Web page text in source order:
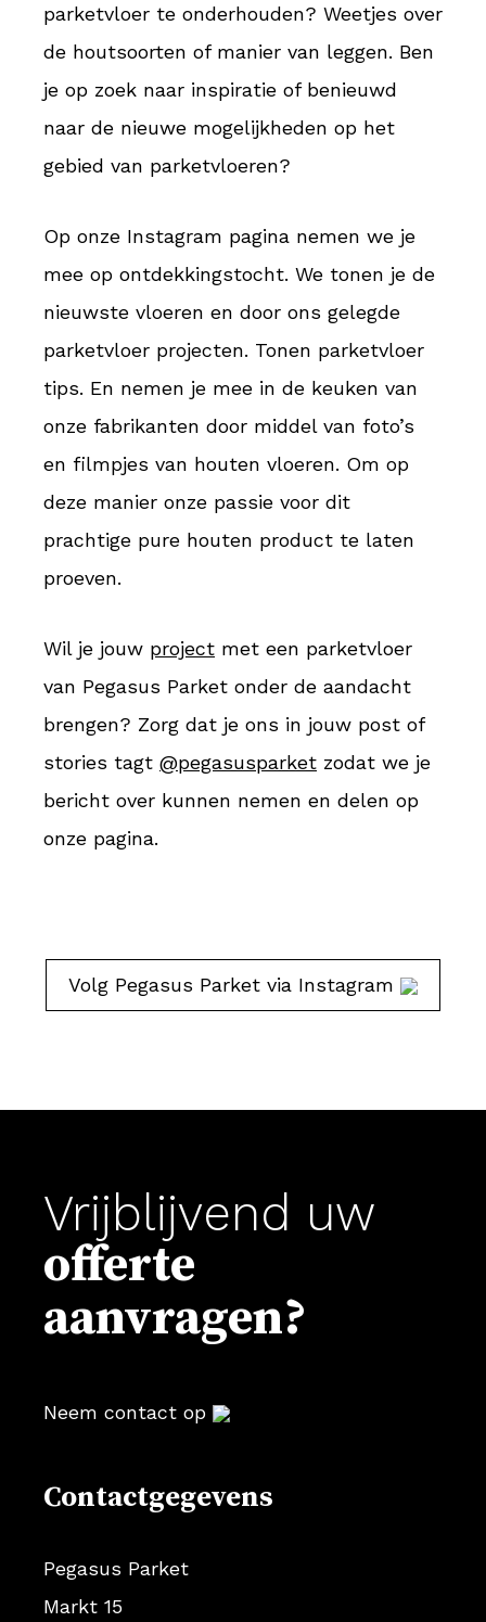
parketvloer te onderhouden? Weetjes over
de houtsoorten of manier van leggen. Ben
je op zoek naar inspiratie of benieuwd
naar de nieuwe mogelijkheden op het
gebied van parketvloeren?
Op onze Instagram pagina nemen we je
mee op ontdekkingstocht. We tonen je de
nieuwste vloeren en door ons gelegde
parketvloer projecten. Tonen parketvloer
tips. En nemen je mee in de keuken van
onze fabrikanten door middel van foto’s
en filmpjes van houten vloeren. Om op
deze manier onze passie voor dit
prachtige pure houten product te laten
proeven.
Wil je jouw project met een parketvloer
van Pegasus Parket onder de aandacht
brengen? Zorg dat je ons in jouw post of
stories tagt @pegasusparket zodat we je
bericht over kunnen nemen en delen op
onze pagina.
Volg Pegasus Parket via Instagram
Vrijblijvend uw
offerte
aanvragen?
Neem contact op
Contactgegevens
Pegasus Parket
Markt 15